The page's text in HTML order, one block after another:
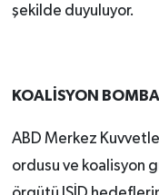
şekilde duyuluyor.
KOALİSYON
ABD Merkez
ordusu ve koalisyon